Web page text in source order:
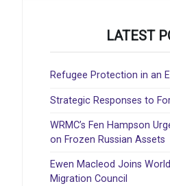
LATEST
Refugee Protection in an
Strategic Responses to
WRMC’s Fen Hampson
on Frozen Russian Assets
Ewen Macleod Joins
Migration Council